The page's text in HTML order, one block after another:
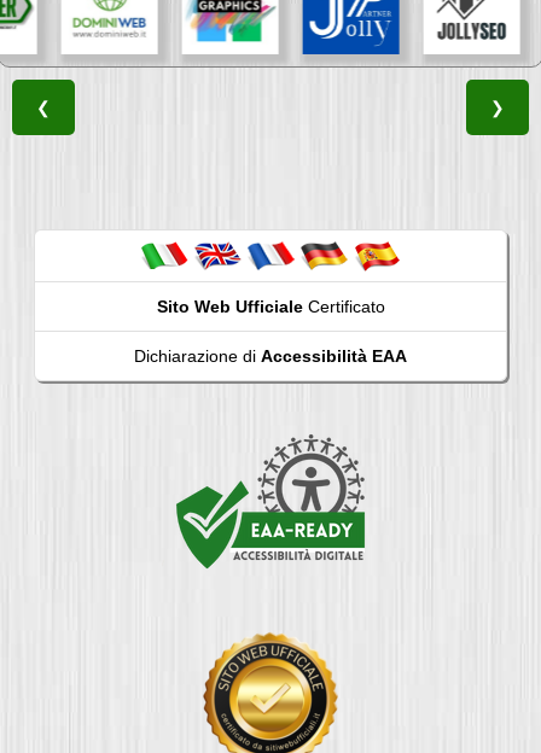
❮ ❯
Sito Web UfficialeCertificato
Dichiarazione di Accessibilità EAA